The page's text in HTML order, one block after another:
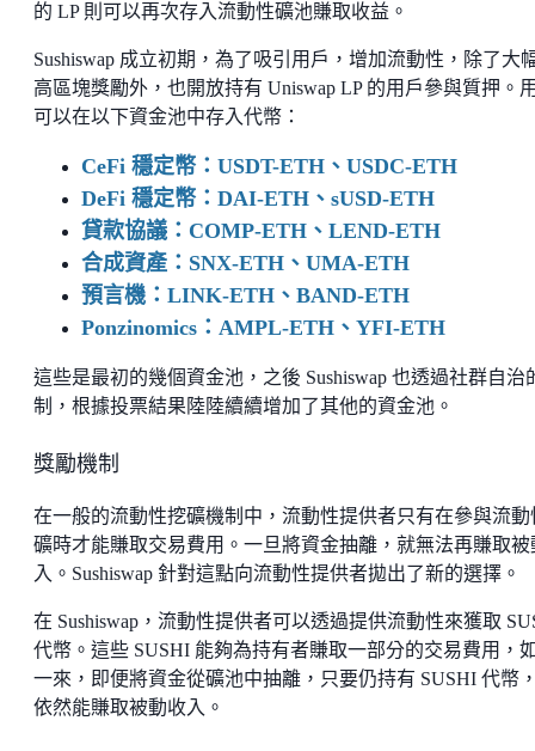
的 LP 則可以再次存入流動性礦池賺取收益。
Sushiswap 成立初期，為了吸引用戶，增加流動性，除了大
高區塊獎勵外，也開放持有 Uniswap LP 的用戶參與質押。
可以在以下資金池中存入代幣：
CeFi 穩定幣：USDT-ETH、USDC-ETH
DeFi 穩定幣：DAI-ETH、sUSD-ETH
貸款協議：COMP-ETH、LEND-ETH
合成資產：SNX-ETH、UMA-ETH
預言機：LINK-ETH、BAND-ETH
Ponzinomics：AMPL-ETH、YFI-ETH
這些是最初的幾個資金池，之後 Sushiswap 也透過社群自治
制，根據投票結果陸陸續續增加了其他的資金池。
獎勵機制
在一般的流動性挖礦機制中，流動性提供者只有在參與流動
礦時才能賺取交易費用。一旦將資金抽離，就無法再賺取被
入。Sushiswap 針對這點向流動性提供者拋出了新的選擇。
在 Sushiswap，流動性提供者可以透過提供流動性來獲取
代幣。這些 SUSHI 能夠為持有者賺取一部分的交易費用，
一來，即便將資金從礦池中抽離，只要仍持有 SUSHI 代幣
依然能賺取被動收入。